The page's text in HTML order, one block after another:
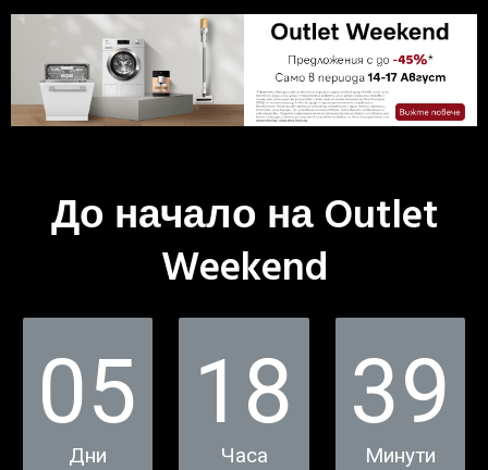
До начало на Outlet
Weekend
05
Дни
18
Часа
39
Минути